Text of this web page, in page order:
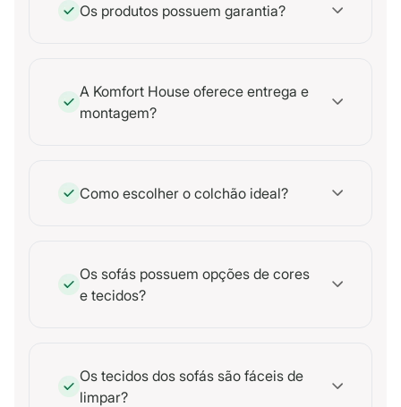
Os produtos possuem garantia?
A Komfort House oferece entrega e
montagem?
Como escolher o colchão ideal?
Os sofás possuem opções de cores
e tecidos?
Os tecidos dos sofás são fáceis de
limpar?